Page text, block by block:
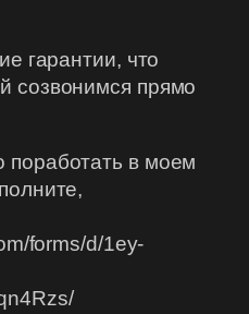
гарантии, что
созвонимся прямо
поработать в моем
forms/d/1ey-